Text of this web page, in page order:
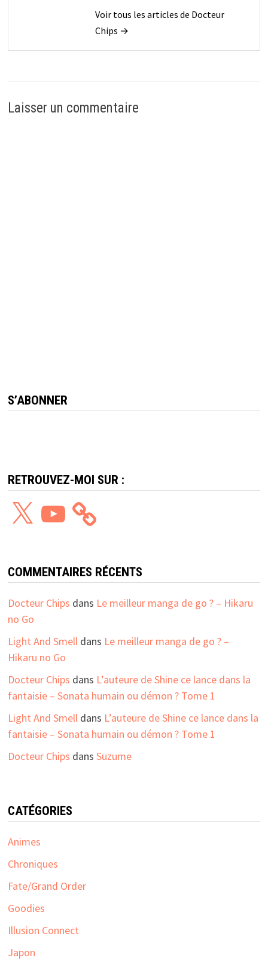
Voir tous les articles de Docteur
Chips →
Laisser un commentaire
S’ABONNER
RETROUVEZ-MOI SUR :
YouTube
COMMENTAIRES RÉCENTS
Docteur Chips dans Le meilleur manga de go ? – Hikaru
no Go
Light And Smelldans Le meilleur manga de go ? –
Hikaru no Go
Docteur Chips dans L’auteure de Shine ce lance dans la
fantaisie – Sonata humain ou démon ? Tome 1
Light And Smelldans L’auteure de Shine ce lance dans la
fantaisie – Sonata humain ou démon ? Tome 1
Docteur Chips dans Suzume
CATÉGORIES
Animes
Chroniques
Fate/Grand Order
Goodies
Illusion Connect
Japon